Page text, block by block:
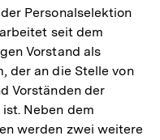
Personalselektion
seit dem
Vorstand als
der an die Stelle von
Vorständen der
Neben dem
werden zwei weitere